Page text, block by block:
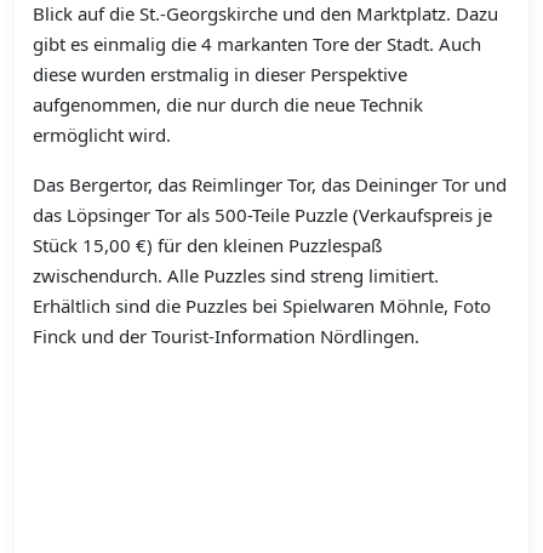
Blick auf die St.-Georgskirche und den Marktplatz. Dazu
gibt es einmalig die 4 markanten Tore der Stadt. Auch
diese wurden erstmalig in dieser Perspektive
aufgenommen, die nur durch die neue Technik
ermöglicht wird.
Das Bergertor, das Reimlinger Tor, das Deininger Tor und
das Löpsinger Tor als 500-Teile Puzzle (Verkaufspreis je
Stück 15,00 €) für den kleinen Puzzlespaß
zwischendurch. Alle Puzzles sind streng limitiert.
Erhältlich sind die Puzzles bei Spielwaren Möhnle, Foto
Finck und der Tourist-Information Nördlingen.